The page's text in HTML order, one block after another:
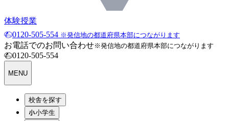
体験授業
0120-505-554 ※発信地の都道府県本部につながります
お電話でのお問い合わせ※発信地の都道府県本部につながります
0120-505-554
MENU
校舎を探す
小学生